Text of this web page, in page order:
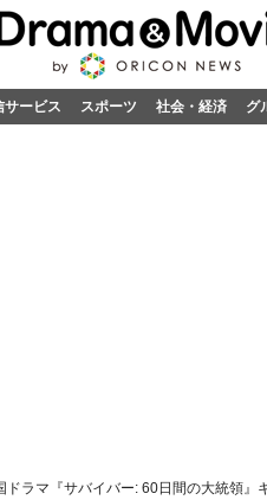
サービス スポーツ 社会・経済 グ
ドラマ『サバイバー: 60日間の大統領』